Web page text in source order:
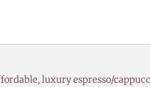
luxury espresso/